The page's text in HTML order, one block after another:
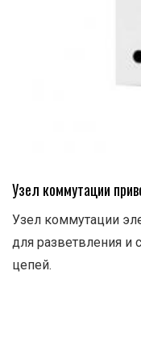
Узел коммутации
Узел коммутации
для разветвления и
цепей.